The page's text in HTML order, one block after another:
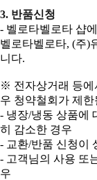
3. 반품신청
- 벨로타벨로타 샵
벨로타벨로타, (주)
니다.
※ 전자상거래 등에
우 청약철회가 제
- 냉장/냉동 상품에
히 감소한 경우
- 교환/반품 신청이
- 고객님의 사용 또
우